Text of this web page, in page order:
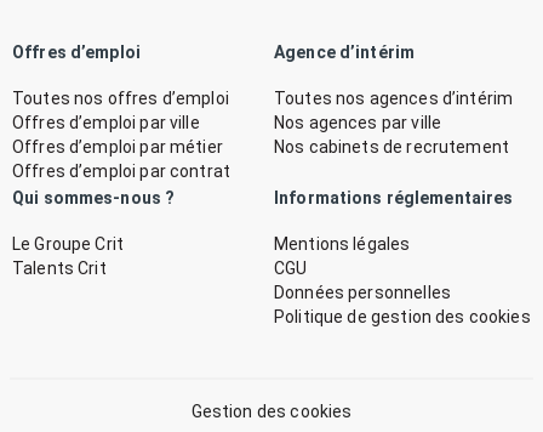
Offres d’emploi
Toutes nos offres d’emploi
Offres d’emploi par ville
Offres d’emploi par métier
Offres d’emploi par contrat
Agence d’intérim
Toutes nos agences d’intérim
Nos agences par ville
Nos cabinets de recrutement
Qui sommes-nous ?
Le Groupe Crit
Talents Crit
Informations réglementaires
Mentions légales
CGU
Données personnelles
Politique de gestion des cookies
Gestion des cookies